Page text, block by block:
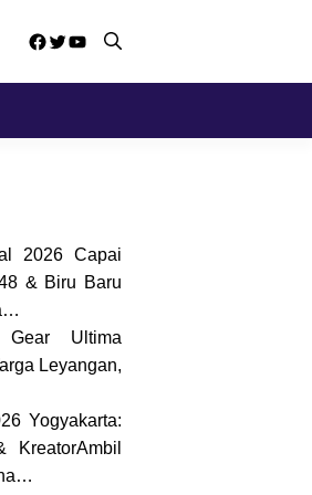
Facebook
Twitter
YouTube
2026 Capai
& Biru Baru
Gear Ultima
Leyangan,
Yogyakarta:
KreatorAmbil